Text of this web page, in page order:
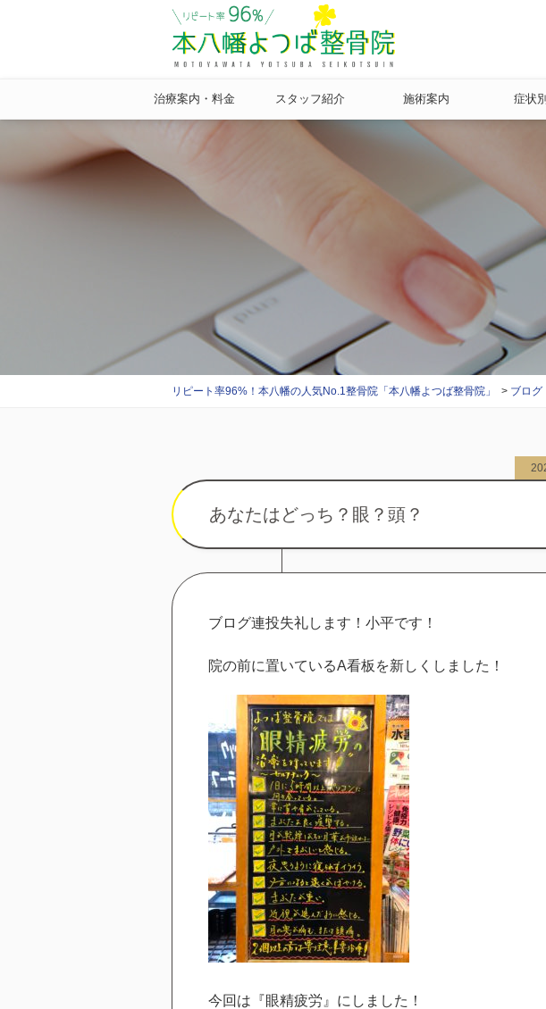
治療案内・料金 スタッフ紹介 施術案内 症状
リピート率96%！本八幡の人気No.1整骨院「本八幡よつば整骨院」 ブログ
あなたはどっち？眼？頭？
ブログ連投失礼します！小平です！
院の前に置いているA看板を新しくしました！
今回は『眼精疲労』にしました！